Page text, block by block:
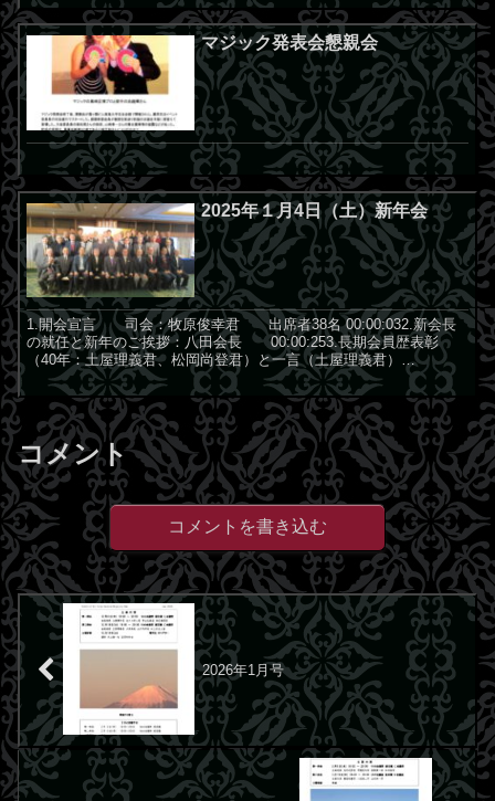
マジック発表会懇親会
2025年１月4日（土）新年会
1.開会宣言 司会：牧原俊幸君 出席者38名 00:00:032.新会長
の就任と新年のご挨拶：八田会長 00:00:253.長期会員歴表彰
（40年：土屋理義君、松岡尚登君）と一言（土屋理義君）
00:05:104.特別功労賞表彰（石崎健...
コメント
コメントを書き込む
2026年1月号